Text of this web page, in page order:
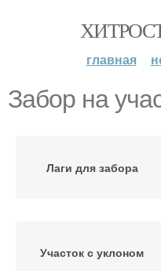
главная
Забор на
Лаги для забора
Участок с уклоном